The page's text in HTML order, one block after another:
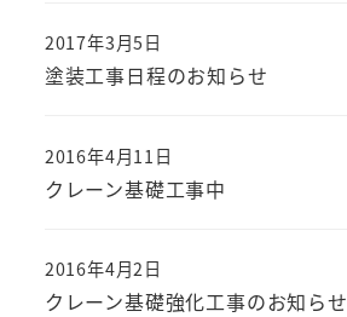
塗装工事日程のお知らせ
投稿日
2017年3月5日
クレーン基礎工事中
投稿日
2016年4月11日
クレーン基礎強化工事のお知らせ
投稿日
2016年4月2日